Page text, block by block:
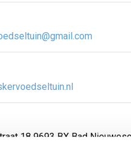
18 9693 BX Bad